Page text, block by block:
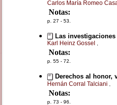
Carlos María Romeo
Notas:
p. 27 - 53.
Las
Karl Heinz Gossel ,
Notas:
p. 55 - 72.
Derechos al
Hernán Corral Talciani
Notas:
p. 73 - 96.